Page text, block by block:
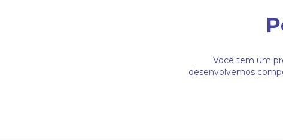
Você tem um
desenvolvemos